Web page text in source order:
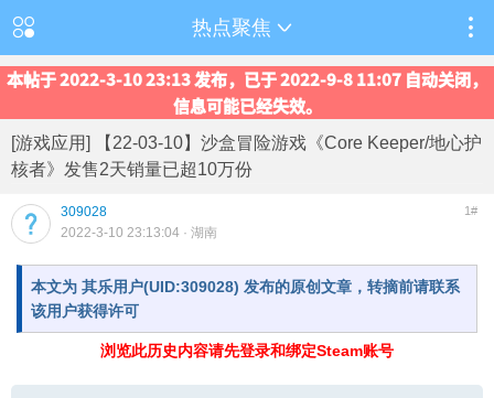
热点聚焦
本帖于 2022-3-10 23:13 发布，已于 2022-9-8 11:07 自动关闭，
信息可能已经失效。
[游戏应用] 【22-03-10】沙盒冒险游戏《Core Keeper/地心护
核者》发售2天销量已超10万份
309028 1#
2022-3-10 23:13:04 · 湖南
本文为 其乐用户(UID:309028) 发布的原创文章，转摘前请联系
该用户获得许可
浏览此历史内容请先登录和绑定Steam账号